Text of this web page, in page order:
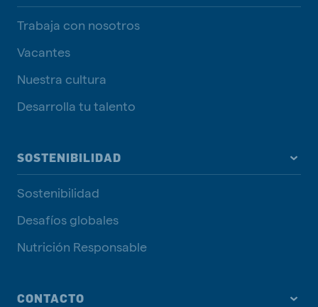
Trabaja con nosotros
Vacantes
Nuestra cultura
Desarrolla tu talento
SOSTENIBILIDAD
Sostenibilidad
Desafíos globales
Nutrición Responsable
CONTACTO